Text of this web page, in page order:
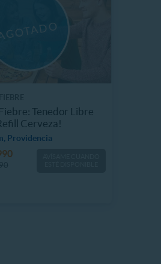
Tenedor Libre
Cerveza!
Providencia